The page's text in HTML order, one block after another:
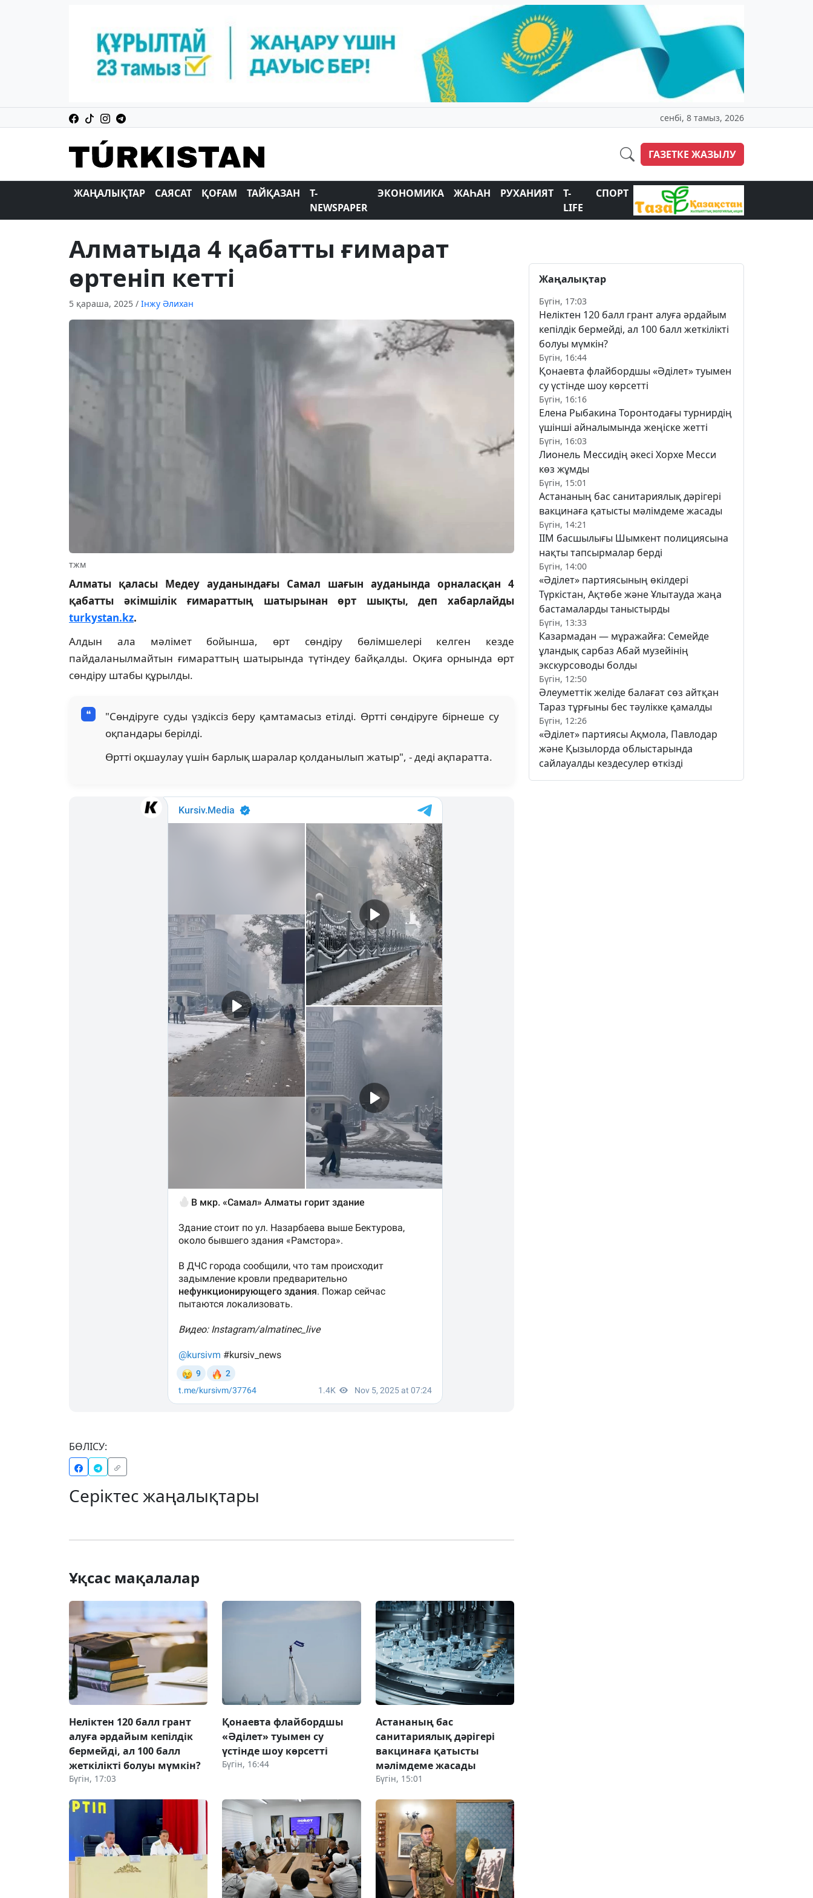
сенбі, 8 тамыз, 2026
ГАЗЕТКЕ ЖАЗЫЛУ
ЖАҢАЛЫҚТАР САЯСАТ ҚОҒАМ ТАЙҚАЗАН
T-
NEWSPAPER
ЭКОНОМИКА ЖАҺАН РУХАНИЯТ
T-
LIFE
СПОРТ
Алматыда 4 қабатты ғимарат
өртеніп кетті
5 қараша, 2025 / Інжу Әлихан
тжм
Алматы қаласы Медеу ауданындағы Самал шағын ауданында орналасқан 4
қабатты әкімшілік ғимараттың шатырынан өрт шықты, деп хабарлайды
turkystan.kz.
Алдын ала мәлімет бойынша, өрт сөндіру бөлімшелері келген кезде
пайдаланылмайтын ғимараттың шатырында түтіндеу байқалды. Оқиға орнында өрт
сөндіру штабы құрылды.
"Сөндіруге суды үздіксіз беру қамтамасыз етілді. Өртті сөндіруге бірнеше су
оқпандары берілді.
Өртті оқшаулау үшін барлық шаралар қолданылып жатыр", - деді ақпаратта.
БӨЛІСУ:
Серіктес жаңалықтары
Ұқсас мақалалар
Неліктен 120 балл грант
алуға әрдайым кепілдік
бермейді, ал 100 балл
жеткілікті болуы мүмкін?
Бүгін, 17:03
Қонаевта флайбордшы
«Әділет» туымен су
үстінде шоу көрсетті
Бүгін, 16:44
Астананың бас
санитариялық дәрігері
вакцинаға қатысты
мәлімдеме жасады
Бүгін, 15:01
Жаңалықтар
Бүгін, 17:03
Неліктен 120 балл грант алуға әрдайым
кепілдік бермейді, ал 100 балл жеткілікті
болуы мүмкін?
Бүгін, 16:44
Қонаевта флайбордшы «Әділет» туымен
су үстінде шоу көрсетті
Бүгін, 16:16
Елена Рыбакина Торонтодағы турнирдің
үшінші айналымында жеңіске жетті
Бүгін, 16:03
Лионель Мессидің әкесі Хорхе Месси
көз жұмды
Бүгін, 15:01
Астананың бас санитариялық дәрігері
вакцинаға қатысты мәлімдеме жасады
Бүгін, 14:21
ІІМ басшылығы Шымкент полициясына
нақты тапсырмалар берді
Бүгін, 14:00
«Әділет» партиясының өкілдері
Түркістан, Ақтөбе және Ұлытауда жаңа
бастамаларды таныстырды
Бүгін, 13:33
Казармадан — мұражайға: Семейде
ұландық сарбаз Абай музейінің
экскурсоводы болды
Бүгін, 12:50
Әлеуметтік желіде балағат сөз айтқан
Тараз тұрғыны бес тәулікке қамалды
Бүгін, 12:26
«Әділет» партиясы Ақмола, Павлодар
және Қызылорда облыстарында
сайлауалды кездесулер өткізді